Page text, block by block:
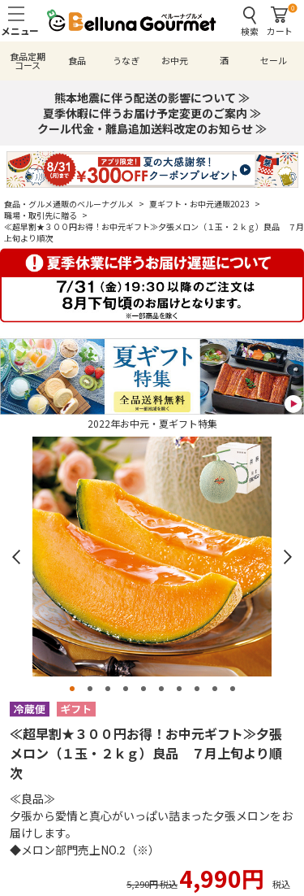
検索
0
カート
食品定期
コース 食品 うなぎ お中元 酒 セール
熊本地震に伴う配送の影響について ≫
夏季休暇に伴うお届け予定変更のご案内 ≫
クール代金・離島追加送料改定のお知らせ ≫
食品・グルメ通販のベルーナグルメ > 夏ギフト・お中元通販2023 >
職場・取引先に贈る >
≪超早割★３００円お得！お中元ギフト≫夕張メロン（１玉・２ｋｇ）良品 ７月
上旬より順次
2022年お中元・夏ギフト特集
≪超早割★３００円お得！お中元ギフト≫夕張
メロン（１玉・２ｋｇ）良品 ７月上旬より順
次
≪良品≫
夕張から愛情と真心がいっぱい詰まった夕張メロンをお
届けします。
◆メロン部門売上NO.2（※）
5,290円 税込4,990円 税込